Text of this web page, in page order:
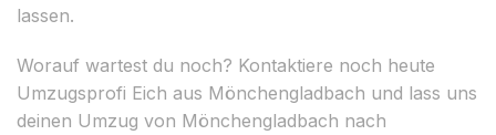
lassen.
Worauf wartest du noch? Kontaktiere noch heute
Umzugsprofi Eich aus Mönchengladbach und lass uns
deinen Umzug von Mönchengladbach nach